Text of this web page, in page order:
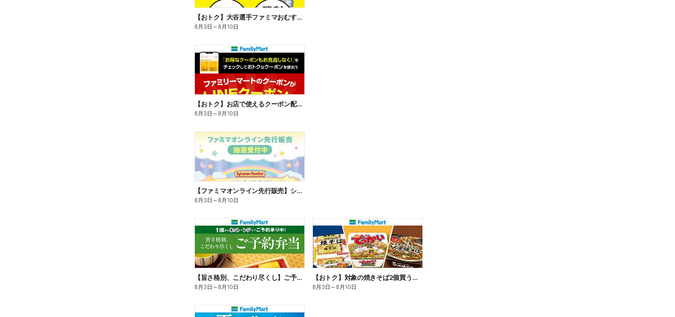
【おトク】大谷選手ファミマおむすび割
8月3日 ～8月10日
【おトク】お店で使えるクーポン配信中
8月3日 ～8月10日
【ファミマオンライン先行販売】シルバニアファミリー
8月3日 ～8月10日
【旨さ格別、こだわり尽くし】ご予約弁当
8月3日 ～8月10日
【おトク】対象の焼きそば2個買うと100円引き!
8月3日 ～8月10日